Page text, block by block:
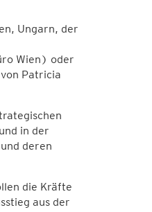
Ungarn, der
Wien) oder
Patricia
in der
deren
die Kräfte
aus der